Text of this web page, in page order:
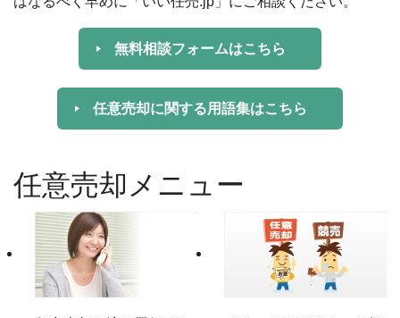
無料相談フォームはこちら
任意売却に関する用語集はこちら
任意売却メニュー